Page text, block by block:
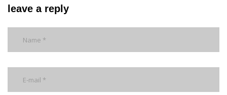
leave a reply